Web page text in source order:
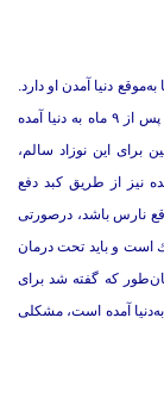
دنیا آمدن او دارد.
به‌طور مثال اگر نوزادی با وزن سه و نیم یا چهار كیلوگرم و پس از ۹ ماه به دنیا آمده
بیلی‌روبین برای این نوزاد سالم،
نیز از طریق كبد دفع
نارس باشد، درصورتی‌
این بچه خطرناك است و باید تحت درمان
كه گفته شد برای
آمده است، مشكلی